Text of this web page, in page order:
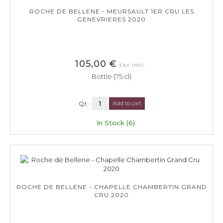
ROCHE DE BELLENE - MEURSAULT 1ER CRU LES
GENEVRIERES 2020
105,00 € tax incl.
Bottle (75 cl)
Qt : Add to cart
In Stock (6)
ROCHE DE BELLENE - CHAPELLE CHAMBERTIN GRAND
CRU 2020